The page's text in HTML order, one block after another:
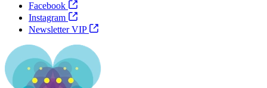
Facebook
Instagram
Newsletter VIP